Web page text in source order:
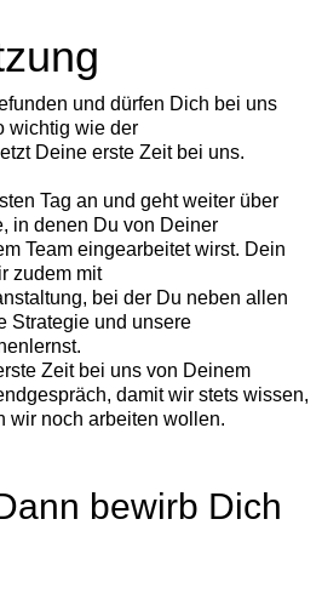
und dürfen Dich bei uns
wichtig wie der
Deine erste Zeit bei uns.
Tag an und geht weiter über
in denen Du von Deiner
Team eingearbeitet wirst. Dein
zudem mit
bei der Du neben allen
Strategie und unsere
Zeit bei uns von Deinem
damit wir stets wissen,
wir noch arbeiten wollen.
bewirb Dich